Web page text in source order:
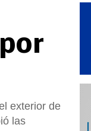
exterior de
las